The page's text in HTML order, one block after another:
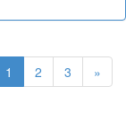
1 2 3 »